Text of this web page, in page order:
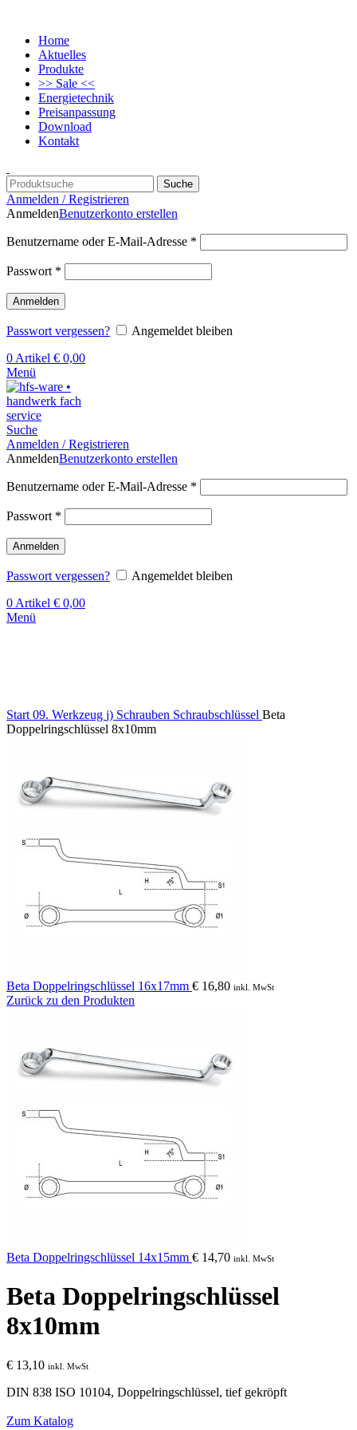
Home
Aktuelles
Produkte
>> Sale <<
Energietechnik
Preisanpassung
Download
Kontakt
Suche
Anmelden / Registrieren
AnmeldenBenutzerkonto erstellen
Benutzername oder E-Mail-Adresse *
Passwort *
Anmelden
Passwort vergessen?
Angemeldet bleiben
0 Artikel € 0,00
Menü
Suche
Anmelden / Registrieren
AnmeldenBenutzerkonto erstellen
Benutzername oder E-Mail-Adresse *
Passwort *
Anmelden
Passwort vergessen?
Angemeldet bleiben
0 Artikel € 0,00
Menü
Start 09. Werkzeug j) Schrauben Schraubschlüssel Beta
Doppelringschlüssel 8x10mm
Beta Doppelringschlüssel 16x17mm € 16,80 inkl. MwSt
Zurück zu den Produkten
Beta Doppelringschlüssel 14x15mm € 14,70 inkl. MwSt
Beta Doppelringschlüssel
8x10mm
€ 13,10 inkl. MwSt
DIN 838 ISO 10104, Doppelringschlüssel, tief gekröpft
Zum Katalog